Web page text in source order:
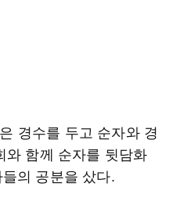
경수를 두고 순자와 경
와 함께 순자를 뒷담화
의 공분을 샀다.